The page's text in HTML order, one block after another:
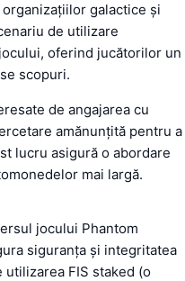
galactice și
de utilizare
oferind jucătorilor un
scopuri.
de angajarea cu
amănunțită pentru a
lucru asigură o abordare
mai largă.
jocului Phantom
siguranța și integritatea
FIS staked (o